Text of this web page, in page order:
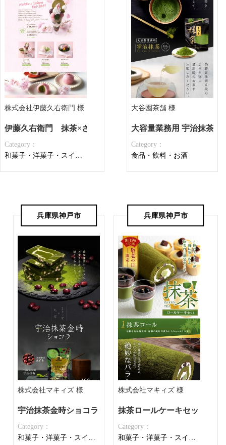
株式会社伊藤久右衛門 様
伊藤久右衛門 抹茶×さくらまつり2019
Category：
和菓子・洋菓子・スイーツ
大谷園茶舗 様
大容量業務用 宇治抹茶
Category：
食品・飲料・お酒
兵庫県神戸市
株式会社マキィズ 様
宇治抹茶金時ショコラ
Category：
和菓子・洋菓子・スイーツ
兵庫県神戸市
株式会社マキィズ 様
抹茶ロールケーキセット
Category：
和菓子・洋菓子・スイーツ